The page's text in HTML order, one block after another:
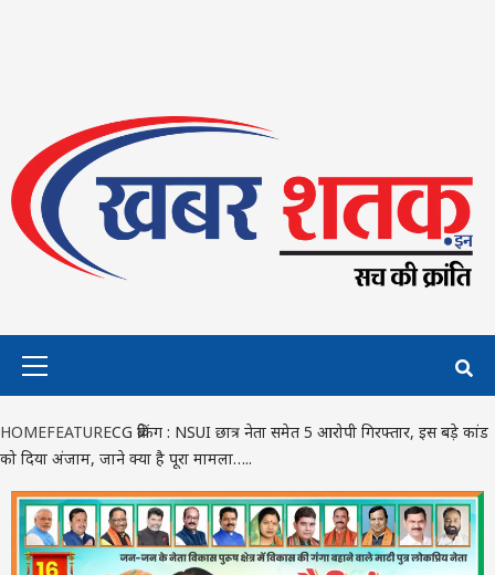
HOMEFEATURECG ब्रेकिंग : NSUI छात्र नेता समेत 5 आरोपी गिरफ्तार, इस बड़े कांड
को दिया अंजाम, जाने क्या है पूरा मामला…..